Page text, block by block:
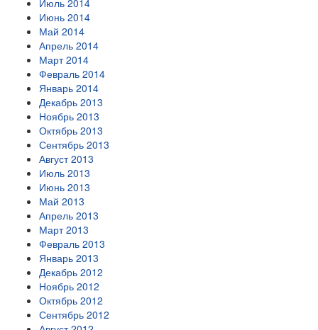
Июнь 2014
Май 2014
Апрель 2014
Март 2014
Февраль 2014
Январь 2014
Декабрь 2013
Ноябрь 2013
Октябрь 2013
Сентябрь 2013
Август 2013
Июль 2013
Июнь 2013
Май 2013
Апрель 2013
Март 2013
Февраль 2013
Январь 2013
Декабрь 2012
Ноябрь 2012
Октябрь 2012
Сентябрь 2012